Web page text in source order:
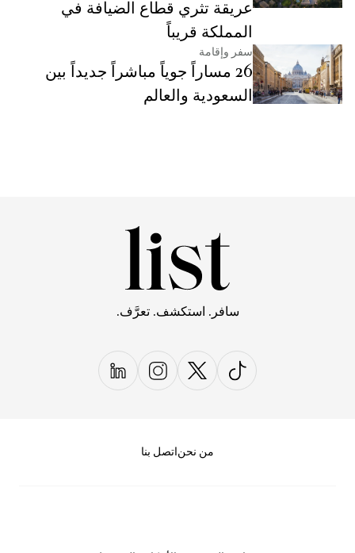
عريقة تثري قطاع الضيافة في
المملكة قريباً
سفر وإقامة
26 مساراً جوياً مباشراً جديداً بين
السعودية والعالم
سافر. استكشف. تعرَّف.
من نحن اتصل بنا